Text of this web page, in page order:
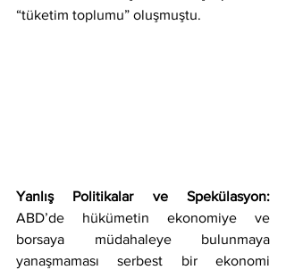
“tüketim toplumu” oluşmuştu.
ABD’de hükümetin ekonomiye ve
borsaya müdahaleye bulunmaya
yanaşmaması serbest bir ekonomi